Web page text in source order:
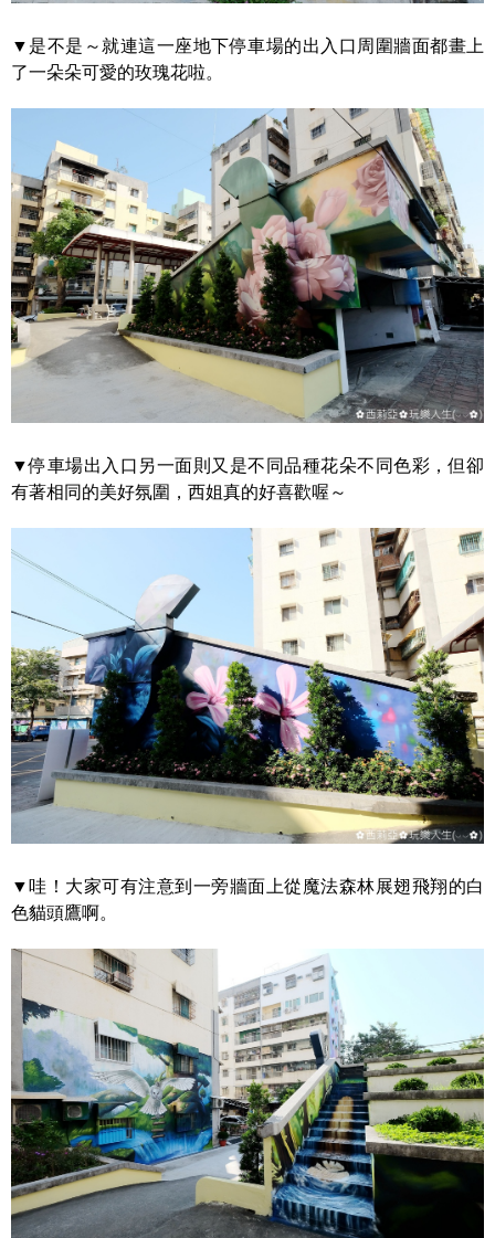
▼是不是～就連這一座地下停車場的出入口周圍牆面都畫上
了一朵朵可愛的玫瑰花啦。
▼停車場出入口另一面則又是不同品種花朵不同色彩，但卻
有著相同的美好氛圍，西姐真的好喜歡喔～
▼哇！大家可有注意到一旁牆面上從魔法森林展翅飛翔的白
色貓頭鷹啊。